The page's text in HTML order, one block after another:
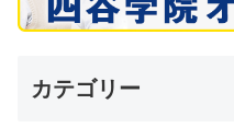
カテゴリー